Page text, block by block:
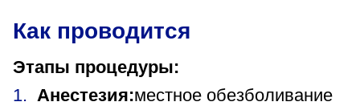
Как проводится
Этапы процедуры:
Анестезия:местное обезболивание